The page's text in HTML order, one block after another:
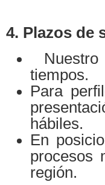
4. Plazos de
Nuestro
tiempos.
Para
hábiles.
En
procesos
región.